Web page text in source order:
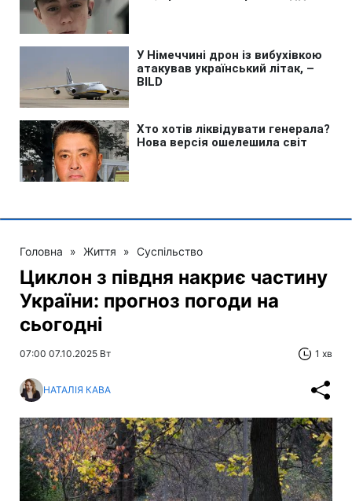
Головна » Життя » Суспільство
Циклон з півдня накриє частину
України: прогноз погоди на
сьогодні
07:00 07.10.2025 Вт 1 хв
НАТАЛІЯ КАВА